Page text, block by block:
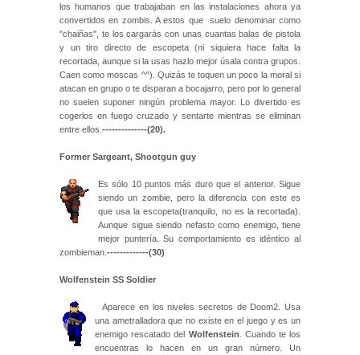
los humanos que trabajaban en las instalaciones ahora ya
convertidos en zombis. A estos que suelo denominar como
"chaiñas" te los cargarás con unas cuantas balas de pistola
y un tiro directo de escopeta (ni siquiera hace falta la
recortada, aunque si la usas hazlo mejor úsala contra grupos.
Caen como moscas ^^). Quizás te toquen un poco la moral si
atacan en grupo o te disparan a bocajarro, pero por lo general
no suelen suponer ningún problema mayor. Lo divertido es
cogerlos en fuego cruzado y sentarte mientras se eliminan
entre ellos. --------------(20).
Former Sargeant, Shootgun guy
Es sólo 10 puntos más duro que el anterior. Sigue
siendo un zombie, pero la diferencia con este es
que usa la escopeta(tranquilo, no es la recortada).
Aunque sigue siendo nefasto como enemigo, tiene
mejor puntería. Su comportamiento es idéntico al
zombieman. -------------(30)
Wolfenstein SS Soldier
Aparece en los niveles secretos de Doom2. Usa
una ametralladora que no existe en el juego y es un
enemigo rescatado del Wolfenstein . Cuando te los
encuentras lo hacen en un gran número. Un